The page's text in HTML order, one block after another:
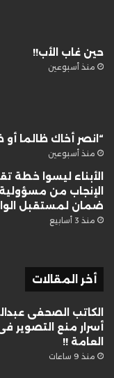
حين غاب الأب!!
منذ أسبوعين
“انصر أخاك ظالما أو
منذ أسبوعين
الأبناء ليسوا خطة
الإنجاب من
ضمان لمستقبل
منذ 3 أسابيع
أخر المقالات
الكاتب الصحفى
أسرار منع التصوير
العامة !!
منذ 9 ساعات